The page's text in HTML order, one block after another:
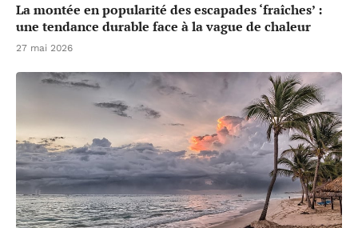
La montée en popularité des escapades ‘fraîches’ :
une tendance durable face à la vague de chaleur
27 mai 2026